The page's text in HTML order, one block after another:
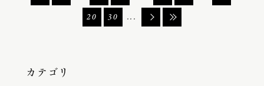
20
30 ...
カテゴリ